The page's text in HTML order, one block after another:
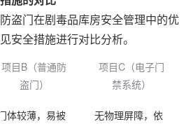
盗门在剧毒品库房安全管理中的优
安全措施进行对比分析。
项目B（普通防
盗门）
项目C（电子门
禁系统）
体较薄，易被
无物理屏障，依